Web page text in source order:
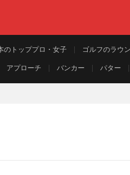
のトッププロ・女子 ゴルフのラウ
アプローチ バンカー パター